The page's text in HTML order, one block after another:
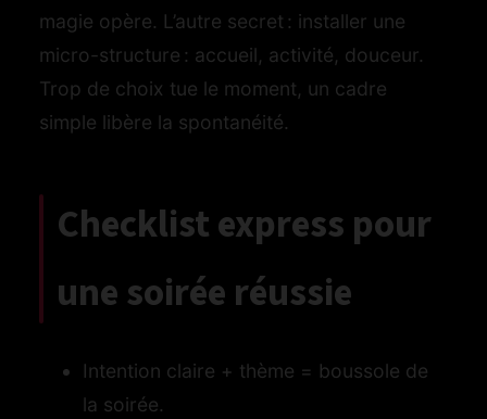
magie opère. L’autre secret : installer une
micro-structure : accueil, activité, douceur.
Trop de choix tue le moment, un cadre
simple libère la spontanéité.
Checklist express pour
une soirée réussie
Intention claire + thème = boussole de
la soirée.